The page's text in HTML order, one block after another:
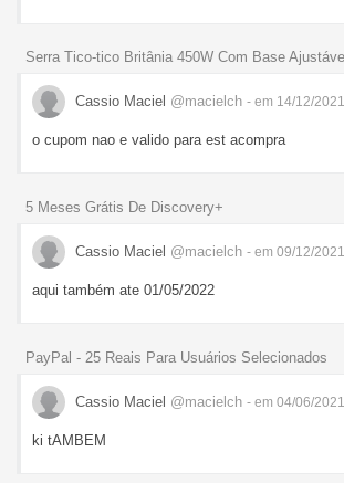
Serra Tico-tico Britânia 450W Com Base
Cassio Maciel @macielch - em 14/12/2021
o cupom nao e valido para est acompra
5 Meses Grátis De Discovery+
Cassio Maciel @macielch - em 09/12/2021
aqui também ate 01/05/2022
PayPal - 25 Reais Para Usuários Selecionados
Cassio Maciel @macielch - em 04/06/2021
ki tAMBEM